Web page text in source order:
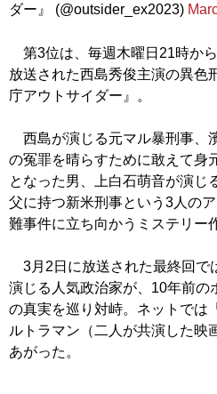
ダー』 (@outsider_ex2023)
第3位は、毎週木曜日21時か
放送された西島秀俊主演の異色
庁アウトサイダー』。
西島が演じる元マル暴刑事、
の冤罪を晴らすために敢えて身
となった男、上白石萌音が演じ
父に持つ新米刑事という3人の
難事件に立ち向かうミステリー
3月2日に放送された最終回で
演じる人気政治家が、10年前の
の真実を巡り対峙。ネットでは
ルトラマン（二人が共演した映
あがった。